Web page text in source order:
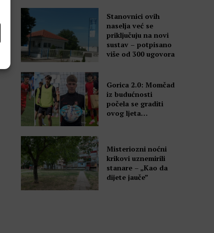
Stanovnici ovih
naselja već se
priključuju na novi
sustav – potpisano
više od 300 ugovora
Gorica 2.0: Momčad
iz budućnosti
počela se graditi
ovog ljeta…
Misteriozni noćni
krikovi uznemirili
stanare – „Kao da
dijete jauče”